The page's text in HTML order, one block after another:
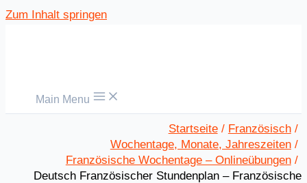
Zum Inhalt springen
Main Menu
Startseite
Französisch
Wochentage, Monate, Jahreszeiten
Französische Wochentage – Onlineübungen
Deutsch Französischer Stundenplan – Französische